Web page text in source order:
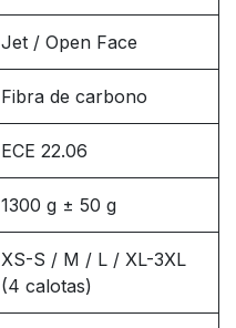
Jet / Open Face
Fibra de carbono
ECE 22.06
1300 g ± 50 g
XS-S / M / L / XL-3XL
(4 calotas)